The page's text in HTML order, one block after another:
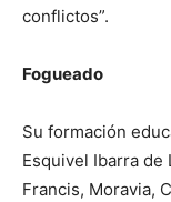
conflictos”.
Fogueado
Su formación
Esquivel Ibarra de
Francis, Moravia,